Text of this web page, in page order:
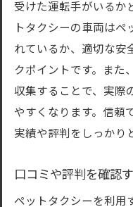
受けた運転手がいるか
トタクシーの車両は
れているか、適切な安
クポイントです。また
収集することで、実際
やすくなります。信頼
実績や評判をしっかり
口コミや評判を確認
ペットタクシーを利用